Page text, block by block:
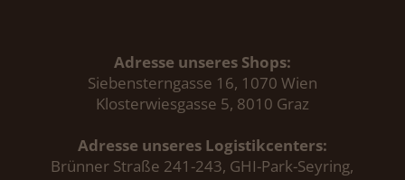
Adresse unseres Shops:
Siebensterngasse 16, 1070 Wien
Klosterwiesgasse 5, 8010 Graz
Adresse unseres Logistikcenters:
Brünner Straße 241-243, GHI-Park-Seyring,